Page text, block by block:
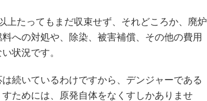
上たってもまだ収束せず、それどころか、廃炉
への対処や、除染、被害補償、その他の費用
状況です。
続いているわけですから、デンジャーである
ためには、原発自体をなくすしかありませ